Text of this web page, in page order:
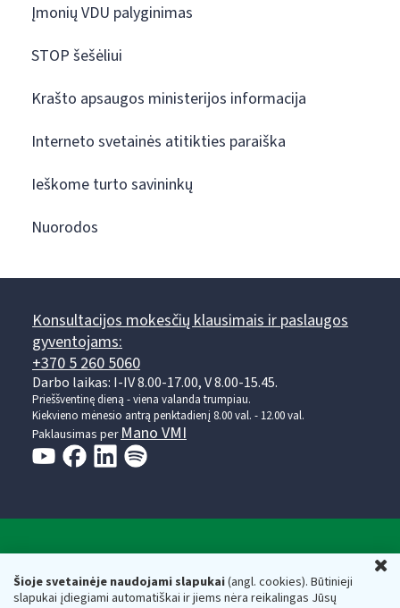
Šioje svetainėje naudojami slapukai(angl. cookies). Būtinieji
slapukai įdiegiami automatiškai ir jiems nėra reikalingas Jūsų
Įmonių VDU palyginimas
STOP šešėliui
Krašto apsaugos ministerijos informacija
Interneto svetainės atitikties paraiška
Ieškome turto savininkų
Nuorodos
Konsultacijos mokesčių klausimais ir paslaugos
gyventojams:
+370 5 260 5060
Darbo laikas: I-IV 8.00-17.00, V 8.00-15.45.
Prieššventinę dieną - viena valanda trumpiau.
Kiekvieno mėnesio antrą penktadienį 8.00 val. - 12.00 val.
Paklausimas per Mano VMI
Respublikos finansų ministerijos